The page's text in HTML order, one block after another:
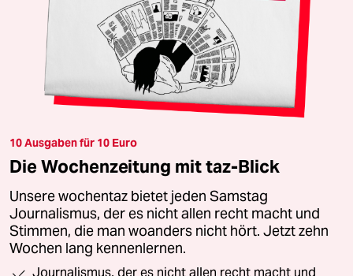
10 Ausgaben für 10 Euro
Die Wochenzeitung mit taz-Blick
Unsere wochentaz bietet jeden Samstag
Journalismus, der es nicht allen recht macht und
Stimmen, die man woanders nicht hört. Jetzt zehn
Wochen lang kennenlernen.
Journalismus, der es nicht allen recht macht und